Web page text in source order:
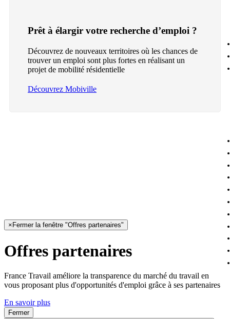
Prêt à élargir votre recherche d’emploi ?
Découvrez de nouveaux territoires où les chances de
trouver un emploi sont plus fortes en réalisant un
projet de mobilité résidentielle
Découvrez Mobiville
× Fermer la fenêtre "Offres partenaires"
Offres partenaires
France Travail améliore la transparence du marché du travail en
vous proposant plus d'opportunités d'emploi grâce à ses partenaires
En savoir plus
Fermer